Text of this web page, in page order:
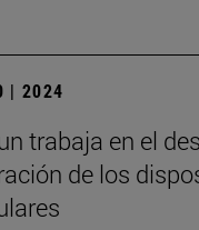
| 2024
trabaja en el
de los